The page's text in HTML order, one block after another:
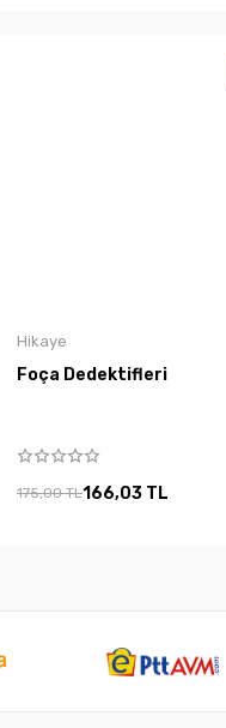
Hikaye
Foça Dedektifleri
175,00 TL166,03 TL